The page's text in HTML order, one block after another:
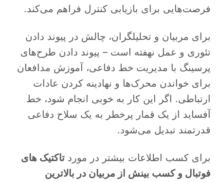
فرصت‌هایی برای بازیابی کنترل فراهم می‌کند.
برای مربیان و تحلیلگران، چالش در پیوند دادن
تئوری و عمل نهفته است – پیوند دادن طرح‌های
پرسینگ با مدیریت خط دفاعی، آموزش مدافعان
برای خواندن محرک‌ها و نهادینه کردن عادات
ارتباطی. اگر این کار به خوبی انجام شود، خط
آفساید از یک قمار پرخطر به یک سلاح دفاعی
قدرتمند تبدیل می‌شود.
برای کسب اطلاعات بیشتر در موردتاکتیک های
فوتبال و کسب بینش از مربیان در بالاترین